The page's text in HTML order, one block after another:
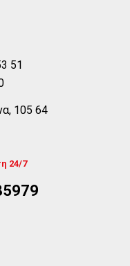
51
105 64
24/7